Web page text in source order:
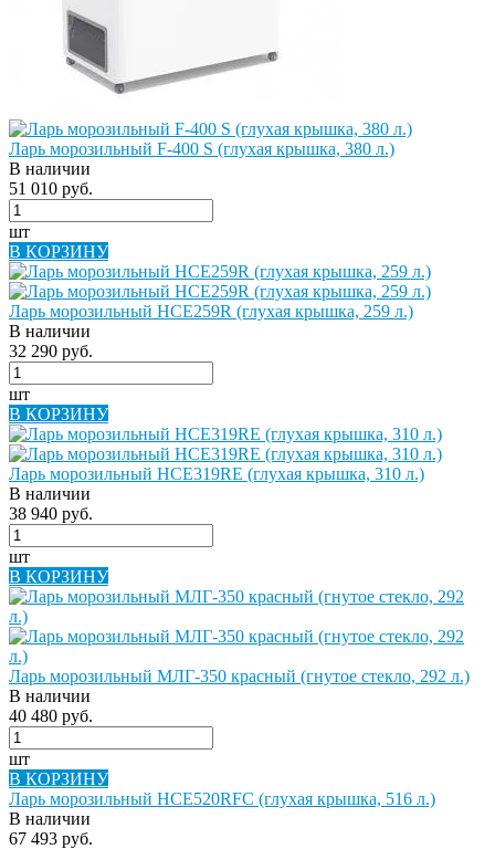
Ларь морозильный F-400 S (глухая крышка, 380 л.)
В наличии
51 010 руб.
шт
В КОРЗИНУ
Ларь морозильный HCE259R (глухая крышка, 259 л.)
В наличии
32 290 руб.
шт
В КОРЗИНУ
Ларь морозильный HCE319RE (глухая крышка, 310 л.)
В наличии
38 940 руб.
шт
В КОРЗИНУ
Ларь морозильный МЛГ-350 красный (гнутое стекло, 292 л.)
В наличии
40 480 руб.
шт
В КОРЗИНУ
Ларь морозильный HCE520RFC (глухая крышка, 516 л.)
В наличии
67 493 руб.